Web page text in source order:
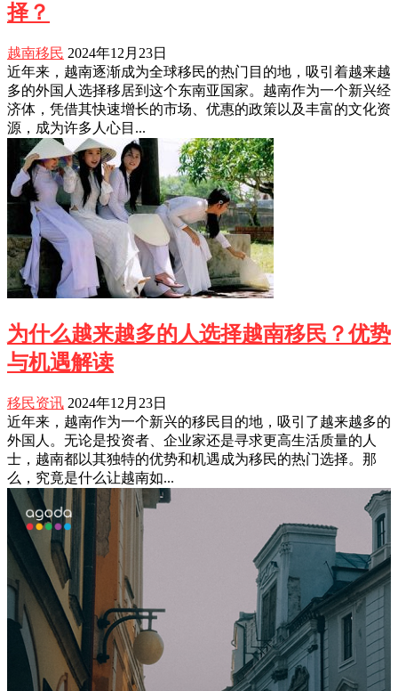
择？
越南移民 2024年12月23日
近年来，越南逐渐成为全球移民的热门目的地，吸引着越来越
多的外国人选择移居到这个东南亚国家。越南作为一个新兴经
济体，凭借其快速增长的市场、优惠的政策以及丰富的文化资
源，成为许多人心目...
为什么越来越多的人选择越南移民？优势
与机遇解读
移民资讯 2024年12月23日
近年来，越南作为一个新兴的移民目的地，吸引了越来越多的
外国人。无论是投资者、企业家还是寻求更高生活质量的人
士，越南都以其独特的优势和机遇成为移民的热门选择。那
么，究竟是什么让越南如...